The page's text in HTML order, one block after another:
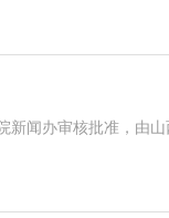
闻办审核批准，由山